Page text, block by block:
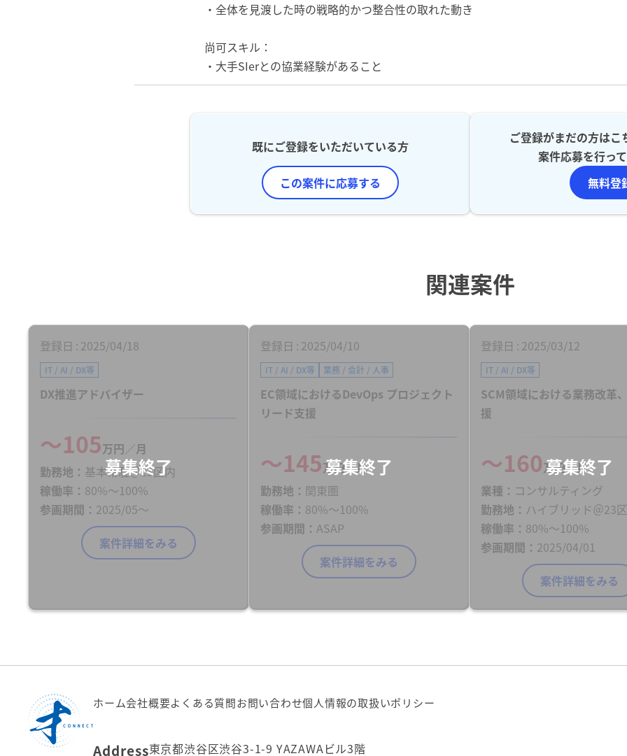
・全体を見渡した時の戦略的かつ整合性の取れた動き
尚可スキル：
・大手SIerとの協業経験があること
既にご登録をいただいている方
この案件に応募する
ご登録がまだの方はこ
案件応募を行って
無料登
関連案件
登録日 2025/04/18
IT / AI / DX等
DX推進アドバイザー
〜105万円／月
勤務地
基本常駐＠23区内
稼働率
80%〜100%
参画期間
2025/05～
案件詳細をみる
登録日 2025/04/10
IT / AI / DX等 業務 / 会計 / 人事
EC領域におけるDevOps プロジェクト
リード支援
〜145万円／月
勤務地
関東圏
稼働率
80%〜100%
参画期間
ASAP
案件詳細をみる
登録日 2025/03/12
IT / AI / DX等
SCM領域における業務改革
援
〜160万円／月
業種
コンサルティング
勤務地
ハイブリッド＠23
稼働率
80%〜100%
参画期間
2025/04/01
案件詳細をみる
ホーム会社概要よくある質問お問い合わせ個人情報の取扱いポリシー
Address東京都渋谷区渋谷3-1-9 YAZAWAビル3階